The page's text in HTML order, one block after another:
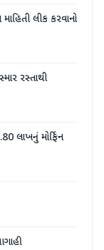
લીક કરવાનો
રસ્તાથી
લાખનું મોર્ફિન